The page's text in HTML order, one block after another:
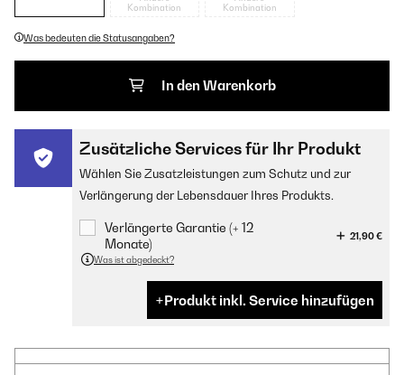
Kombination
Kombination
Was bedeuten die Statusangaben?
In den Warenkorb
Zusätzliche Services für Ihr Produkt
Wählen Sie Zusatzleistungen zum Schutz und zur
Verlängerung der Lebensdauer Ihres Produkts.
Verlängerte Garantie (+ 12
Monate)
21,90 €
Was ist abgedeckt?
Produkt inkl. Service hinzufügen